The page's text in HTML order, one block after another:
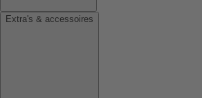
Extra's & accessoires